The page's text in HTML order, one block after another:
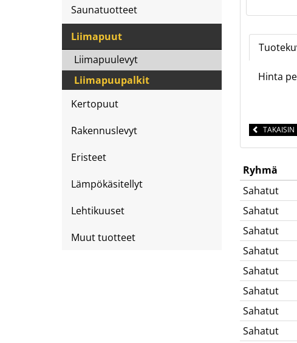
Hinta
TAKAISIN
Ryhmä
Sahatut
Sahatut
Sahatut
Sahatut
Sahatut
Sahatut
Sahatut
Sahatut
Saunatuotteet
Liimapuut
Liimapuulevyt
Liimapuupalkit
Kertopuut
Rakennuslevyt
Eristeet
Lämpökäsitellyt
Lehtikuuset
Muut tuotteet